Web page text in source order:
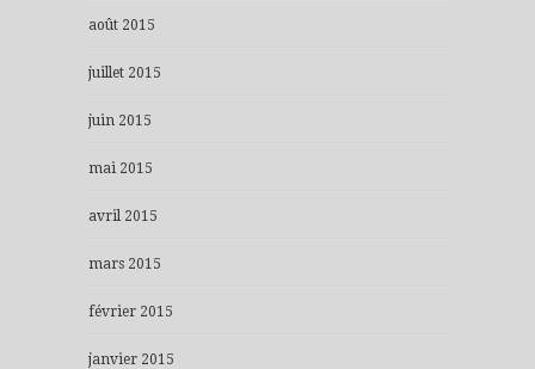
août 2015
juillet 2015
juin 2015
mai 2015
avril 2015
mars 2015
février 2015
janvier 2015